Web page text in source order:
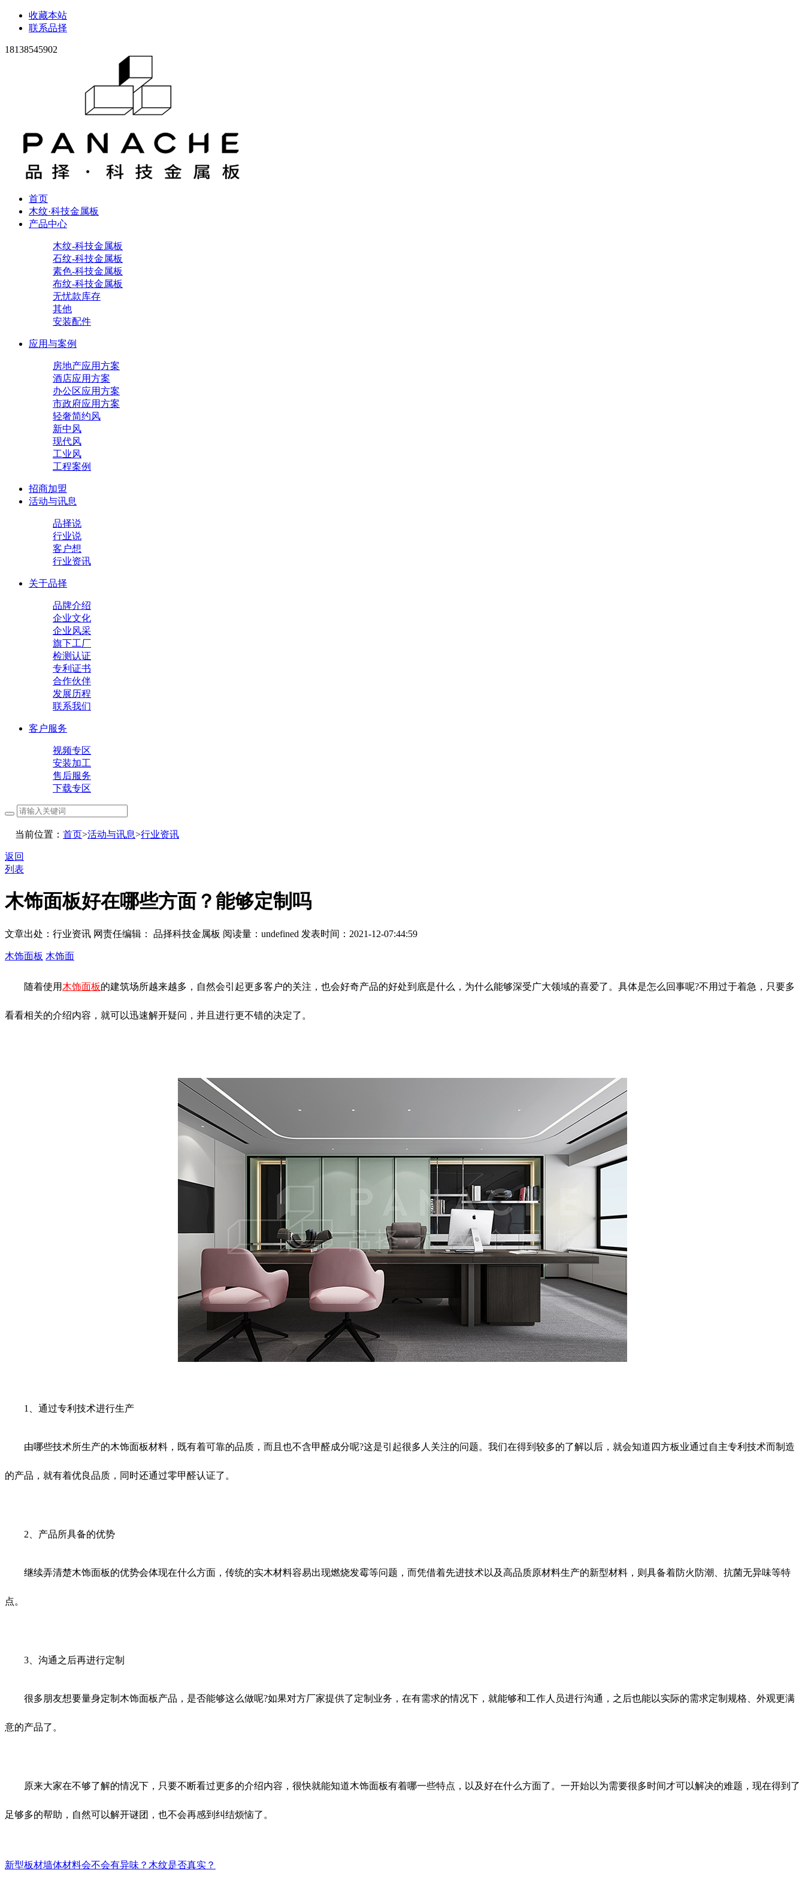
收藏本站
联系品择
18138545902
首页
木纹·科技金属板
产品中心
木纹-科技金属板
石纹-科技金属板
素色-科技金属板
布纹-科技金属板
无忧款库存
其他
安装配件
应用与案例
房地产应用方案
酒店应用方案
办公区应用方案
市政府应用方案
轻奢简约风
新中风
现代风
工业风
工程案例
招商加盟
活动与讯息
品择说
行业说
客户想
行业资讯
关于品择
品牌介绍
企业文化
企业风采
旗下工厂
检测认证
专利证书
合作伙伴
发展历程
联系我们
客户服务
视频专区
安装加工
售后服务
下载专区
当前位置： 首页>活动与讯息>行业资讯
返回
列表
木饰面板好在哪些方面？能够定制吗
文章出处：行业资讯 网责任编辑： 品择科技金属板 阅读量： undefined 发表时间：2021-12-07:44:59
木饰面板 木饰面
随着使用 木饰面板的建筑场所越来越多，自然会引起更多客户的关注，也会好奇产品的好处到底是什么，为什么能够深受广大领域的喜爱了。具体是怎么回事呢?不用过于着急，只要多
看看相关的介绍内容，就可以迅速解开疑问，并且进行更不错的决定了。
1、通过专利技术进行生产
由哪些技术所生产的木饰面板材料，既有着可靠的品质，而且也不含甲醛成分呢?这是引起很多人关注的问题。我们在得到较多的了解以后，就会知道四方板业通过自主专利技术而制造
的产品，就有着优良品质，同时还通过零甲醛认证了。
2、产品所具备的优势
继续弄清楚木饰面板的优势会体现在什么方面，传统的实木材料容易出现燃烧发霉等问题，而凭借着先进技术以及高品质原材料生产的新型材料，则具备着防火防潮、抗菌无异味等特
点。
3、沟通之后再进行定制
很多朋友想要量身定制木饰面板产品，是否能够这么做呢?如果对方厂家提供了定制业务，在有需求的情况下，就能够和工作人员进行沟通，之后也能以实际的需求定制规格、外观更满
意的产品了。
原来大家在不够了解的情况下，只要不断看过更多的介绍内容，很快就能知道木饰面板有着哪一些特点，以及好在什么方面了。一开始以为需要很多时间才可以解决的难题，现在得到了
足够多的帮助，自然可以解开谜团，也不会再感到纠结烦恼了。
新型板材墙体材料会不会有异味？木纹是否真实？